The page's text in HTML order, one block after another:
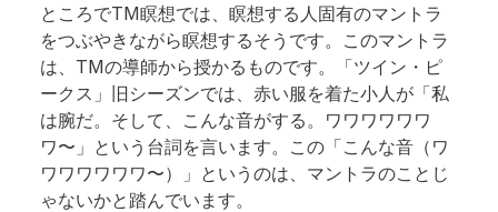
ところでTM瞑想では、瞑想する人固有のマントラ
をつぶやきながら瞑想するそうです。このマントラ
は、TMの導師から授かるものです。「ツイン・ピ
ークス」旧シーズンでは、赤い服を着た小人が「私
は腕だ。そして、こんな音がする。ワワワワワワ
ワ〜」という台詞を言います。この「こんな音（ワ
ワワワワワワ〜）」というのは、マントラのことじ
ゃないかと踏んでいます。